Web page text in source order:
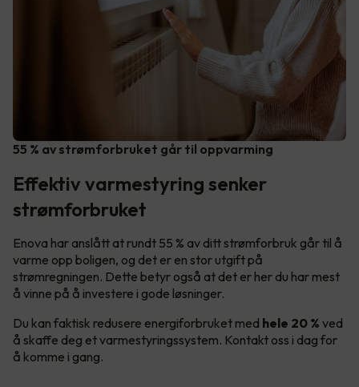
55 % av strømforbruket går til oppvarming
Effektiv varmestyring senker
strømforbruket
Enova har anslått at rundt 55 % av ditt strømforbruk går til å
varme opp boligen, og det er en stor utgift på
strømregningen. Dette betyr også at det er her du har mest
å vinne på å investere i gode løsninger.
Du kan faktisk redusere energiforbruket med hele 20 % ved
å skaffe deg et varmestyringssystem. Kontakt oss i dag for
å komme i gang.